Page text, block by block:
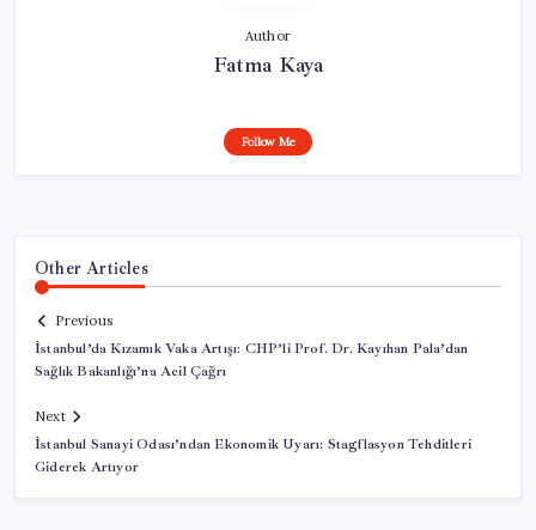
Author
Fatma Kaya
Follow Me
Other Articles
Previous
İstanbul’da Kızamık Vaka Artışı: CHP’li Prof. Dr. Kayıhan Pala’dan
Sağlık Bakanlığı’na Acil Çağrı
Next
İstanbul Sanayi Odası’ndan Ekonomik Uyarı: Stagflasyon Tehditleri
Giderek Artıyor